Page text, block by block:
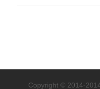
Copyright © 2014-